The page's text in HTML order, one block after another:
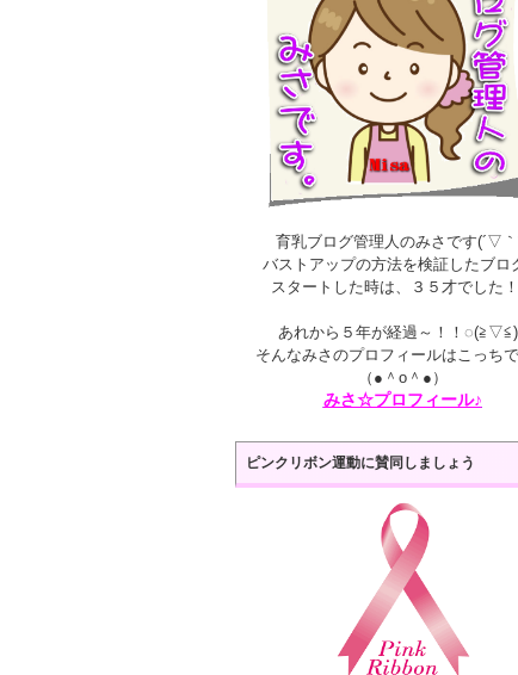
育乳ブログ管理人のみさです(´▽
バストアップの方法を検証したブロ
スタートした時は、３５才でした！
あれから５年が経過～！！
そんなみさのプロフィールはこっち
（●＾o＾●）
みさ☆プロフィール♪
ピンクリボン運動に賛同しましょう